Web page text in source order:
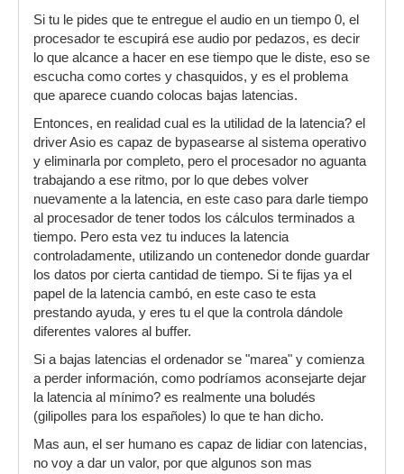
Si tu le pides que te entregue el audio en un tiempo 0, el
procesador te escupirá ese audio por pedazos, es decir
lo que alcance a hacer en ese tiempo que le diste, eso se
escucha como cortes y chasquidos, y es el problema
que aparece cuando colocas bajas latencias.
Entonces, en realidad cual es la utilidad de la latencia? el
driver Asio es capaz de bypasearse al sistema operativo
y eliminarla por completo, pero el procesador no aguanta
trabajando a ese ritmo, por lo que debes volver
nuevamente a la latencia, en este caso para darle tiempo
al procesador de tener todos los cálculos terminados a
tiempo. Pero esta vez tu induces la latencia
controladamente, utilizando un contenedor donde guardar
los datos por cierta cantidad de tiempo. Si te fijas ya el
papel de la latencia cambó, en este caso te esta
prestando ayuda, y eres tu el que la controla dándole
diferentes valores al buffer.
Si a bajas latencias el ordenador se "marea" y comienza
a perder información, como podríamos aconsejarte dejar
la latencia al mínimo? es realmente una boludés
(gilipolles para los españoles) lo que te han dicho.
Mas aun, el ser humano es capaz de lidiar con latencias,
no voy a dar un valor, por que algunos son mas